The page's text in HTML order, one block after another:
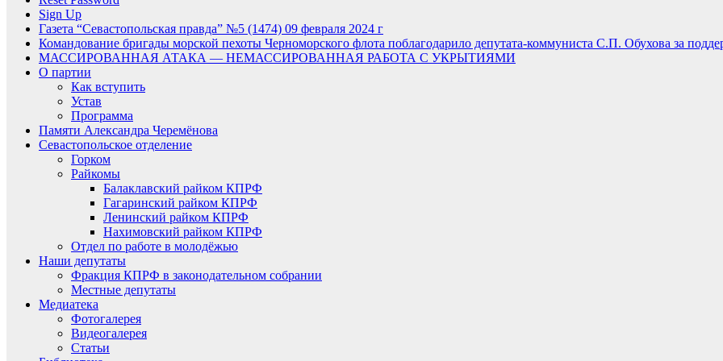
Sign Up
Газета “Севастопольская правда” №5 (1474) 09 февраля 2024 г
Командование бригады морской пехоты Черноморского флота поблагодарило депутата-коммуниста С.П. Обухова за
МАССИРОВАННАЯ АТАКА — НЕМАССИРОВАННАЯ РАБОТА С УКРЫТИЯМИ
О партии
Как вступить
Устав
Программа
Памяти Александра Черемёнова
Севастопольское отделение
Горком
Райкомы
Балаклавский райком КПРФ
Гагаринский райком КПРФ
Ленинский райком КПРФ
Нахимовский райком КПРФ
Отдел по работе в молодёжью
Наши депутаты
Фракция КПРФ в законодательном собрании
Местные депутаты
Медиатека
Фотогалерея
Видеогалерея
Статьи